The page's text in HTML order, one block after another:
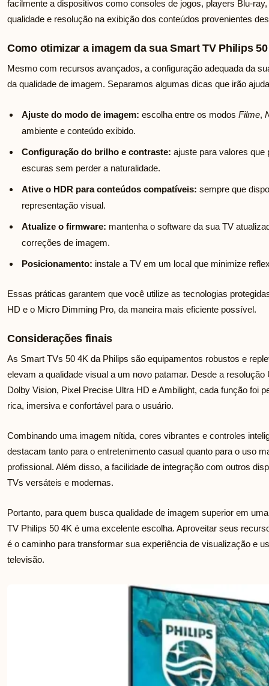
facilmente a dispositivos como consoles de jogos, players Blu-
qualidade e resolução na exibição dos conteúdos provenientes
Como otimizar a imagem da sua Smart TV Philips
Mesmo com recursos avançados, a configuração adequada da
da qualidade de imagem. Separamos algumas dicas que irão
Ajuste do modo de imagem: escolha entre os modos Filme,
ambiente e conteúdo exibido.
Configuração do brilho e contraste: ajuste para valores
escuras sem perder a naturalidade.
Ative o HDR para conteúdos compatíveis: sempre que
representação visual.
Atualize o firmware: mantenha o software da sua TV
correções de imagem.
Posicionamento: instale a TV em um local que minimize
Essas práticas garantem que você utilize as tecnologias
HD e o Micro Dimming Pro, da maneira mais eficiente possível.
Considerações finais
As Smart TVs 50 4K da Philips são equipamentos robustos e
elevam a qualidade visual a um novo patamar. Desde a
Dolby Vision, Pixel Precise Ultra HD e Ambilight, cada função foi
rica, imersiva e confortável para o usuário.
Combinando uma imagem nítida, cores vibrantes e controles
destacam tanto para o entretenimento casual quanto para o uso
profissional. Além disso, a facilidade de integração com outros
TVs versáteis e modernas.
Portanto, para quem busca qualidade de imagem superior em
TV Philips 50 4K é uma excelente escolha. Aproveitar seus
é o caminho para transformar sua experiência de visualização e
televisão.